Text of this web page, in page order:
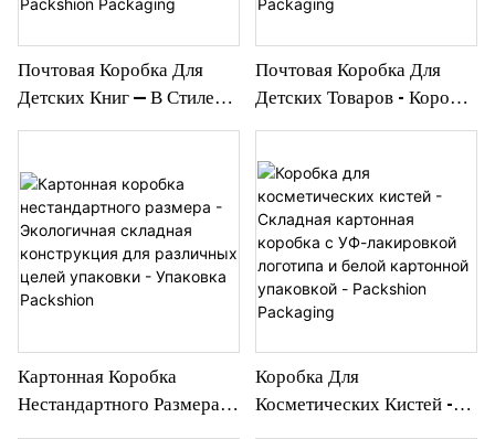
Почтовая Коробка Для
Детских Книг — В Стиле
Переработанного
Гофрированного Картона
— Packshion
Packaging
Почтовая Коробка Для
Детских Товаров - Коробка
Принтом Для Игрушек И
Подарков - Packshion
Packaging
Картонная Коробка
Нестандартного Размера -
Коробка Для
Косметических Кистей -